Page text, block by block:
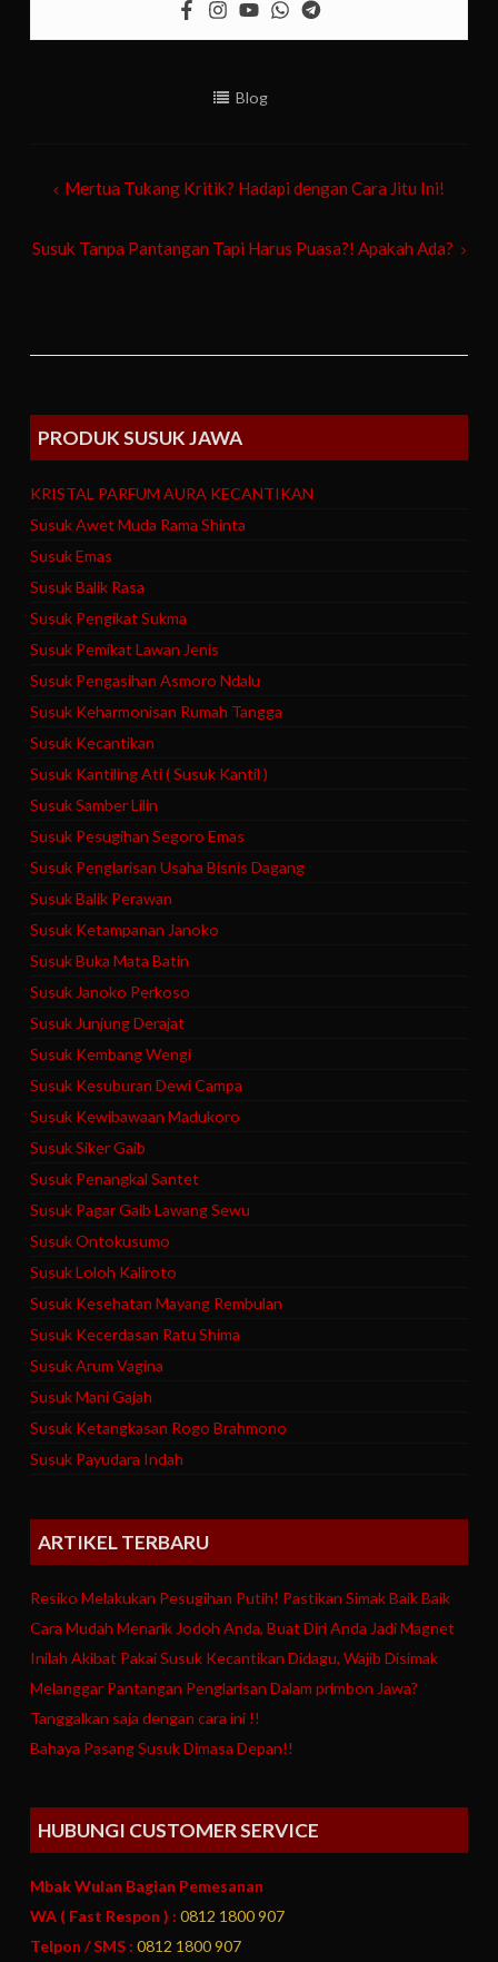
Blog
PostMertua Tukang Kritik? Hadapi dengan Cara Jitu Ini!
Susuk Tanpa Pantangan Tapi Harus Puasa?! Apakah Ada?
PRODUK SUSUK JAWA
KRISTAL PARFUM AURA KECANTIKAN
Susuk Awet Muda Rama Shinta
Susuk Emas
Susuk Balik Rasa
Susuk Pengikat Sukma
Susuk Pemikat Lawan Jenis
Susuk Pengasihan Asmoro Ndalu
Susuk Keharmonisan Rumah Tangga
Susuk Kecantikan
Susuk Kantiling Ati ( Susuk Kantil )
Susuk Samber Lilin
Susuk Pesugihan Segoro Emas
Susuk Penglarisan Usaha Bisnis Dagang
Susuk Balik Perawan
Susuk Ketampanan Janoko
Susuk Buka Mata Batin
Susuk Janoko Perkoso
Susuk Junjung Derajat
Susuk Kembang Wengi
Susuk Kesuburan Dewi Campa
Susuk Kewibawaan Madukoro
Susuk Siker Gaib
Susuk Penangkal Santet
Susuk Pagar Gaib Lawang Sewu
Susuk Ontokusumo
Susuk Loloh Kaliroto
Susuk Kesehatan Mayang Rembulan
Susuk Kecerdasan Ratu Shima
Susuk Arum Vagina
Susuk Mani Gajah
Susuk Ketangkasan Rogo Brahmono
Susuk Payudara Indah
ARTIKEL TERBARU
Resiko Melakukan Pesugihan Putih! Pastikan Simak Baik Baik
Cara Mudah Menarik Jodoh Anda, Buat Diri Anda Jadi Magnet
Inilah Akibat Pakai Susuk Kecantikan Didagu, Wajib Disimak
Melanggar Pantangan Penglarisan Dalam primbon Jawa?
Tanggalkan saja dengan cara ini !!
Bahaya Pasang Susuk Dimasa Depan!!
HUBUNGI CUSTOMER SERVICE
Mbak Wulan Bagian Pemesanan
WA ( Fast Respon ) : 0812 1800 907
Telpon / SMS : 0812 1800 907